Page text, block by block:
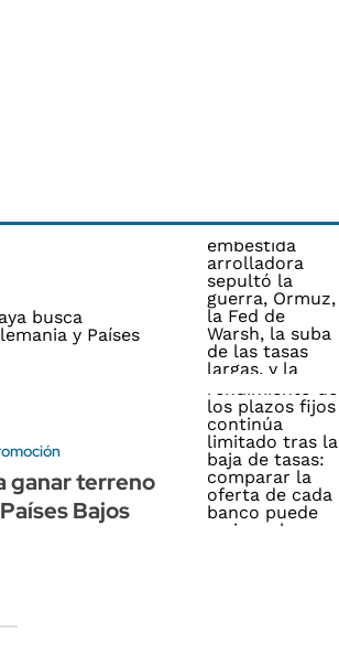
ganar terreno
Bajos